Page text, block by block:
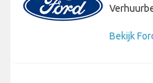
Bekijk